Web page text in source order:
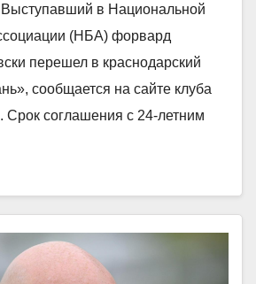
в Национальной
(НБА) форвард
перешел в краснодарский
сообщается на сайте клуба
Срок соглашения с 24-летним